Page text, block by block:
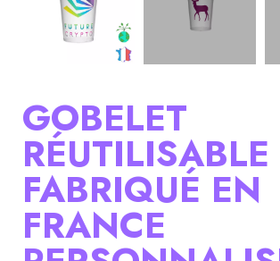
GOBELET
RÉUTILISABLE
FABRIQUÉ EN
FRANCE